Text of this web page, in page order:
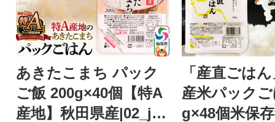
あきたこまち パック
ご飯 200g×40個【特A
産地】秋田県産|02_jpr
「産直ごは
産米パック
g×48個米保